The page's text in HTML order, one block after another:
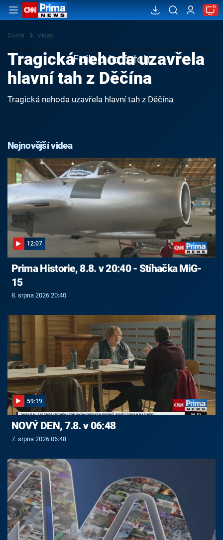
Domů Videa
Failed to fetch
Tragická nehoda uzavřela
hlavní tah z Děčína
Tragická nehoda uzavřela hlavní tah z Děčína
Nejnovější videa
12:07
Prima Historie, 8.8. v 20:40 - Stíhačka MiG-
15
8. srpna 2026 20:40
59:19
NOVÝ DEN, 7.8. v 06:48
7. srpna 2026 06:48